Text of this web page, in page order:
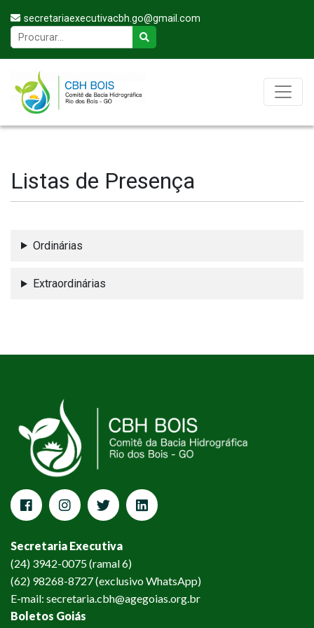
secretariaexecutivacbh.go@gmail.com
Listas de Presença
Ordinárias
Extraordinárias
Secretaria Executiva
(24) 3942-0075 (ramal 6)
(62) 98268-8727 (exclusivo WhatsApp)
E-mail: secretaria.cbh@agegoias.org.br
Boletos Goiás